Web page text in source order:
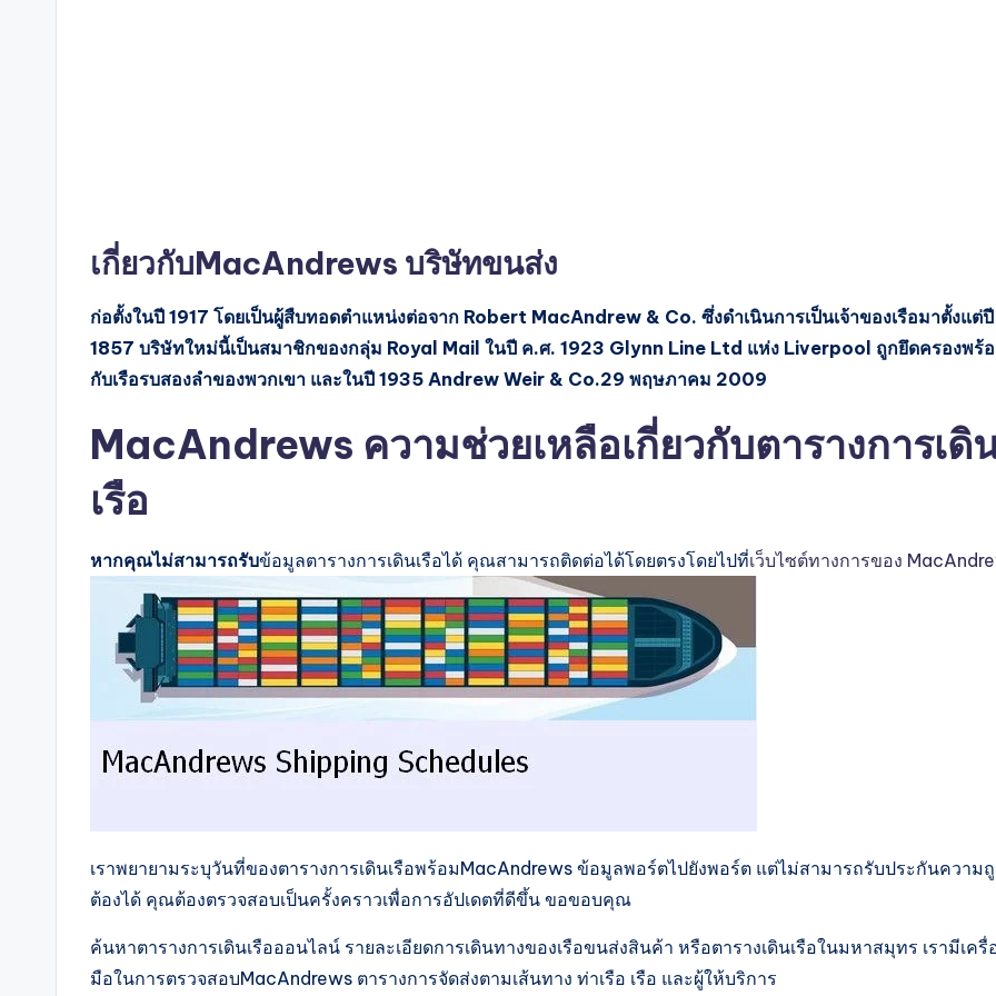
เกี่ยวกับMacAndrews บริษัทขนส่ง
ก่อตั้งในปี 1917 โดยเป็นผู้สืบทอดตำแหน่งต่อจาก Robert MacAndrew & Co. ซึ่งดำเนินการเป็นเจ้าของเรือมาตั้งแต่ปี
1857 บริษัทใหม่นี้เป็นสมาชิกของกลุ่ม Royal Mail ในปี ค.ศ. 1923 Glynn Line Ltd แห่ง Liverpool ถูกยึดครองพร้
กับเรือรบสองลำของพวกเขา และในปี 1935 Andrew Weir & Co.29 พฤษภาคม 2009
MacAndrews ความช่วยเหลือเกี่ยวกับตารางการเดิ
เรือ
หากคุณไม่สามารถรับข้อมูลตารางการเดินเรือได้ คุณสามารถติดต่อได้โดยตรงโดยไปที่เว็บไซต์ทางการของ
เราพยายามระบุวันที่ของตารางการเดินเรือพร้อมMacAndrews ข้อมูลพอร์ตไปยังพอร์ต แต่ไม่สามารถรับประกันความ
ต้องได้ คุณต้องตรวจสอบเป็นครั้งคราวเพื่อการอัปเดตที่ดีขึ้น ขอขอบคุณ
ค้นหาตารางการเดินเรือออนไลน์ รายละเอียดการเดินทางของเรือขนส่งสินค้า หรือตารางเดินเรือในมหาสมุทร เรามีเครื่
มือในการตรวจสอบMacAndrews ตารางการจัดส่งตามเส้นทาง ท่าเรือ เรือ และผู้ให้บริการ